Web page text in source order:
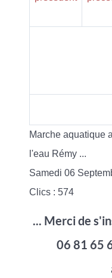
Marche aquatique
l'eau Rémy ...
Samedi 06
Clics : 574
... Merci de
06 81 65